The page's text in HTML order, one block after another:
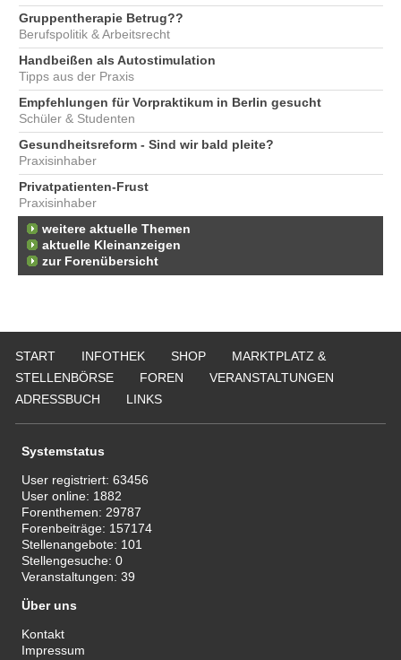
Gruppentherapie Betrug??
Berufspolitik & Arbeitsrecht
Handbeißen als Autostimulation
Tipps aus der Praxis
Empfehlungen für Vorpraktikum in Berlin gesucht
Schüler & Studenten
Gesundheitsreform - Sind wir bald pleite?
Praxisinhaber
Privatpatienten-Frust
Praxisinhaber
weitere aktuelle Themen
aktuelle Kleinanzeigen
zur Forenübersicht
START INFOTHEK SHOP
MARKTPLATZ &
STELLENBÖRSE
FOREN
VERANSTALTUNGEN
ADRESSBUCH
LINKS
Systemstatus
User registriert:63456
User online: 1882
Forenthemen: 29787
Forenbeiträge: 157174
Stellenangebote: 101
Stellengesuche:0
Veranstaltungen:39
Über uns
Kontakt
Impressum